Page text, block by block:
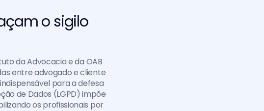
o sigilo
da Advocacia e da OAB
entre advogado e cliente
para a defesa
de Dados (LGPD) impõe
os profissionais por